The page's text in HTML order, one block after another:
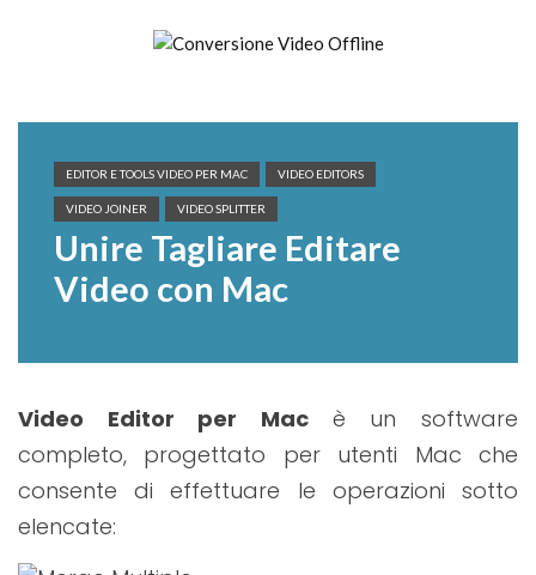
EDITOR E TOOLS VIDEO PER MAC VIDEO EDITORS
VIDEO JOINER VIDEO SPLITTER
Unire Tagliare Editare
Video con Mac
Video Editor per Mac è un software
completo, progettato per utenti Mac che
consente di effettuare le operazioni sotto
elencate: